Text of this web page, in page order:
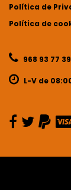
Política de
Política de
968 93 77 39
L-V de